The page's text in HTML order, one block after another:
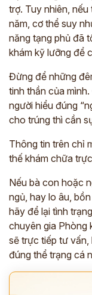
trợ. Tuy nhiên,
năm, cơ thể suy
năng tạng phủ đã
khám kỹ lưỡng để
Đừng để những
tinh thần của
người hiểu đúng
cho trúng thì cần
Thông tin trên chỉ
thế khám chữa
Nếu bà con hoặc
ngủ, hay lo âu,
hãy để lại tình
chuyên gia Phòng
sẽ trực tiếp tư vấn,
đúng thể trạng cá